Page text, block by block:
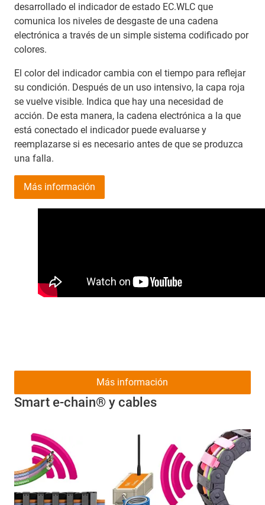
desarrollado el indicador de estado EC.WLC que
comunica los niveles de desgaste de una cadena
electrónica a través de un simple sistema codificado por
colores.
El color del indicador cambia con el tiempo para reflejar
su condición. Después de un uso intensivo, la capa roja
se vuelve visible. Indica que hay una necesidad de
acción. De esta manera, la cadena electrónica a la que
está conectado el indicador puede evaluarse y
reemplazarse si es necesario antes de que se produzca
una falla.
Más información
Smart e-chain® y cables
Más información